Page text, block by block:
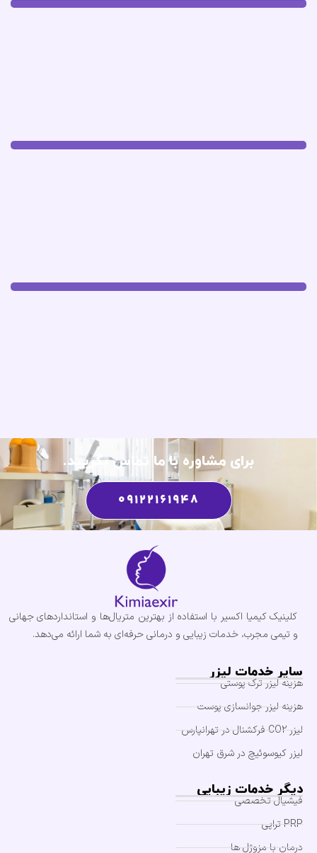
برای مشاوره با ما تماس بگریید.
09122161948
کلینیک کیمیا اکسیر با استفاده از بهترین متریال‌ها و استانداردهای جهانی
و تیمی مجرب، خدمات زیبایی و درمانی حرفه‌ای به شما ارائه می‌دهد.
سایر خدمات لیزر
هزینه لیزر ترک پوستی
هزینه لیزر جوانسازی پوست
لیزر CO2 فرکشنال در تهرانپارس
لیزر کیوسوئیچ در شرق تهران
دیگر خدمات زیبایی
فیشیال تخصصی
PRP تراپی
درمان با مزوژل ها